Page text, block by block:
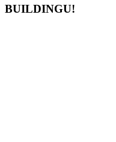
BUILDINGU!